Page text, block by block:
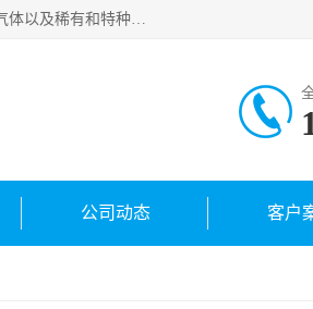
常州泳鑫气体有限公司是一家致力于为客户提供气体产品务的领企业。专注于环氧乙烷剂、环氧乙烷、高纯气体以及稀有和特种气体的研发、生产、销售和配送，产品广泛应用于医疗、电子、科研、化工、食品等多个领域。主要产品有：环氧乙烷灭菌剂，环氧乙烷，高纯氩，氮，氪，氙，氖，氘，笑，氦，氢，氧等各种稀有和特种气体。
公司动态 客户